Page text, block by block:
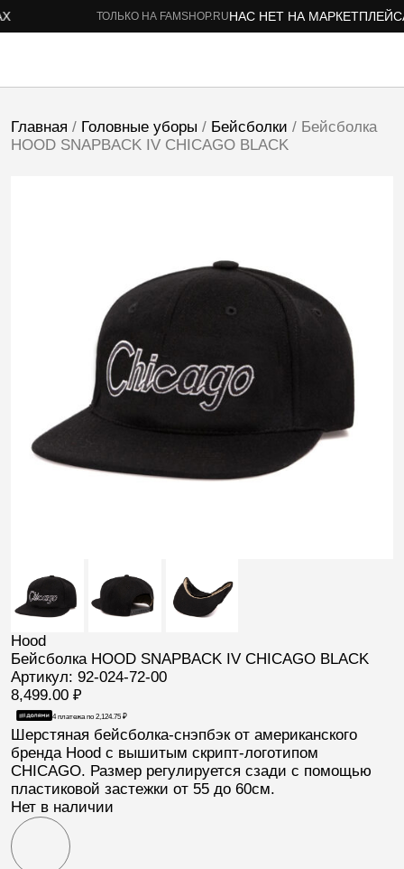
ТОЛЬКО НА FAMSHOP.RUНАС НЕТ НА МАРКЕТПЛЕЙСАХ
Главная / Головные уборы / Бейсболки / Бейсболка
HOOD SNAPBACK IV CHICAGO BLACK
Hood
Бейсболка HOOD SNAPBACK IV CHICAGO BLACK
Артикул: 92-024-72-00
8,499.00 ₽
4 платежа по 2,124.75 ₽
Шерстяная бейсболка-снэпбэк от американского
бренда Hoodс вышитым скрипт-логотипом
CHICAGO. Размер регулируется сзади с помощью
пластиковой застежки от 55 до 60см.
Нет в наличии